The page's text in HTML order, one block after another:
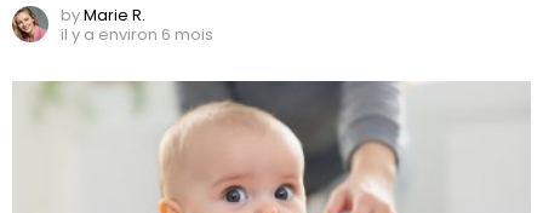
byMarie R.
il y a environ 6 mois